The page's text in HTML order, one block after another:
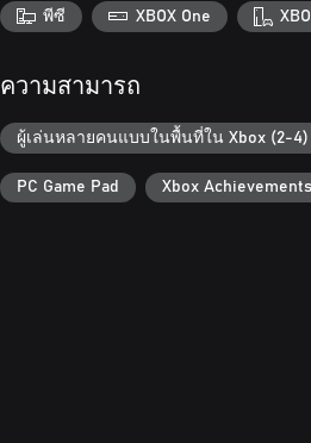
พีซี XBOX One
ความสามารถ
ผู้เล่นหลายคนแบบในพื้นที่ใน Xbox (2-4)
PC Game Pad Xbox Achievements